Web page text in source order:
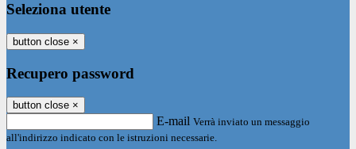
Seleziona utente
button close ×
Recupero password
button close ×
E-mail Verrà inviato un messaggio
all'indirizzo indicato con le istruzioni necessarie.